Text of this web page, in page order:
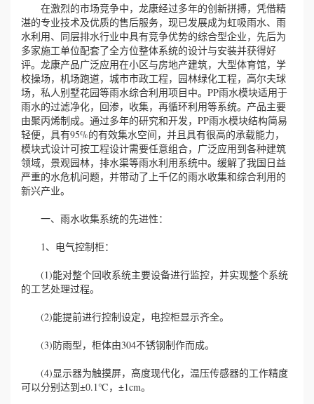
在激烈的市场竞争中，龙康经过多年的创新拼搏，凭借精
湛的专业技术及优质的售后服务，现已发展成为虹吸雨水、雨
水利用、同层排水行业中具有竞争优势的综合型企业，先后为
多家施工单位配套了全方位整体系统的设计与安装并获得好
评。龙康产品广泛应用在小区与房地产建筑，大型体育馆，学
校操场，机场跑道，城市市政工程，园林绿化工程，高尔夫球
场，私人别墅花园等雨水综合利用项目中。PP雨水模块适用于
雨水的过滤净化，回渗，收集，再循环利用等系统。产品主要
由聚丙烯制成。通过多年的研究和开发，PP雨水模块结构简易
轻便，具有95%的有效集水空间，并且具有很高的承载能力，
模块式设计可按工程设计需要任意组合，广泛应用到各种建筑
领域，景观园林，排水渠等雨水利用系统中。缓解了我国日益
严重的水危机问题，并带动了上千亿的雨水收集和综合利用的
新兴产业。
一、雨水收集系统的先进性：
1、电气控制柜：
(1)能对整个回收系统主要设备进行监控，并实现整个系统
的工艺处理过程。
(2)能提前进行控制设定，电控柜显示齐全。
(3)防雨型，柜体由304不锈钢制作而成。
(4)显示器为触摸屏，高度现代化，温压传感器的工作精度
可以分别达到±0.1℃，±1cm。